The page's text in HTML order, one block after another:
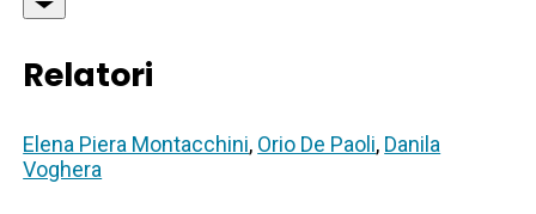
Relatori
Elena Piera Montacchini, Orio De Paoli, Danila
Voghera